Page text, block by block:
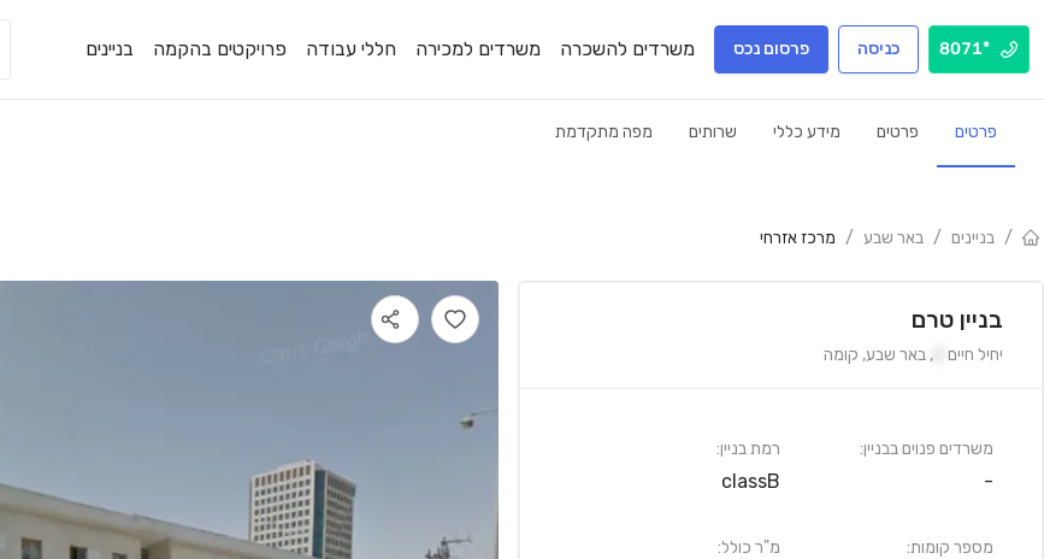
*8071 כניסה פרסום נכס משרדים להשכרה משרדים למכירה חללי עבודה פרויקטים בהקמה בניינים
פרטים פרטים מידע כללי שרותים מפה מתקדמת
/ בניינים / באר שבע / מרכז אזרחי
בניין טרם
יחיל חיים , באר שבע, קומה
משרדים פנוים בבניין:
-
מספר קומות:
רמת בניין:
classB
מ"ר כולל: